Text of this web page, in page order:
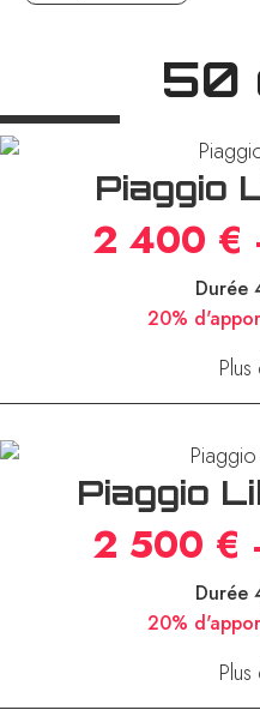
50
Piaggio
2 400 €
Durée
20%
Piaggio
2 500 €
Durée
20%